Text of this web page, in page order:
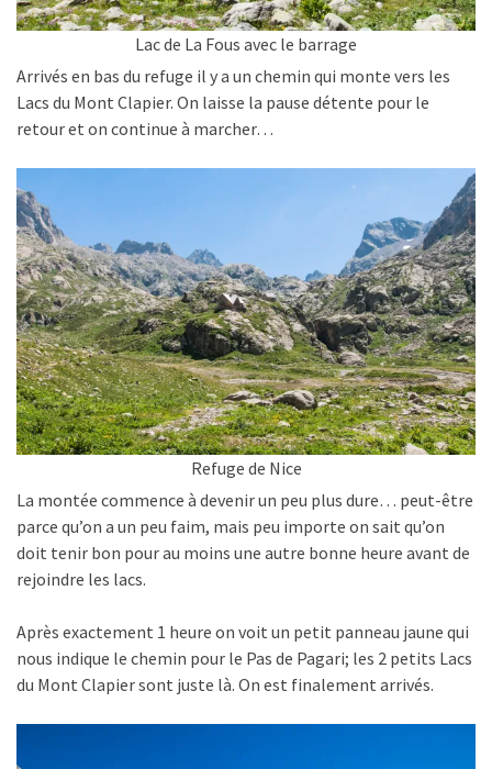
Lac de La Fous avec le barrage
Arrivés en bas du refuge il y a un chemin qui monte vers les
Lacs du Mont Clapier. On laisse la pause détente pour le
retour et on continue à marcher…
Refuge de Nice
La montée commence à devenir un peu plus dure… peut-être
parce qu’on a un peu faim, mais peu importe on sait qu’on
doit tenir bon pour au moins une autre bonne heure avant de
rejoindre les lacs.
Après exactement 1 heure on voit un petit panneau jaune qui
nous indique le chemin pour le Pas de Pagari; les 2 petits Lacs
du Mont Clapier sont juste là. On est finalement arrivés.